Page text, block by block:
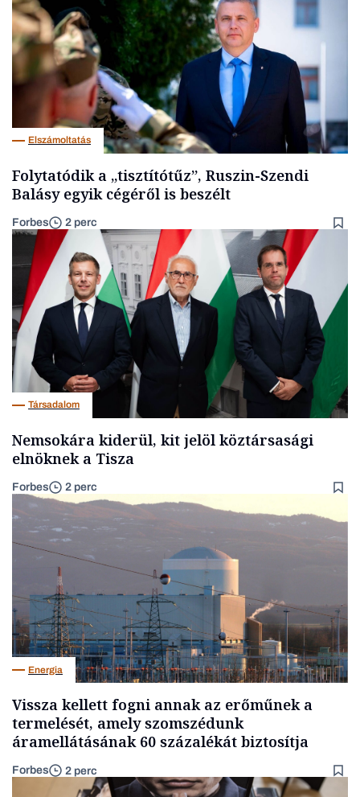
Elszámoltatás
Folytatódik a „tisztítótűz”, Ruszin-Szendi
Balásy egyik cégéről is beszélt
Forbes 2 perc
Társadalom
Nemsokára kiderül, kit jelöl köztársasági
elnöknek a Tisza
Forbes 2 perc
Energia
Vissza kellett fogni annak az erőműnek a
termelését, amely szomszédunk
áramellátásának 60 százalékát biztosítja
Forbes 2 perc